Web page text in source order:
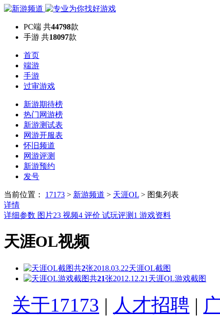
PC端 共44798款
手游 共18097款
首页
端游
手游
过审游戏
新游期待榜
热门网游榜
新游测试表
网游开服表
怀旧频道
网游评测
新游预约
发号
当前位置： 17173 > 新游频道 > 天涯OL > 图集列表
详情
详细参数 图片23 视频4 评价 试玩评测 1 游戏资料
天涯OL视频
共2张2018.03.22天涯OL截图
共21张2012.12.21 天涯OL游戏截图
关于17173 | 人才招聘 |